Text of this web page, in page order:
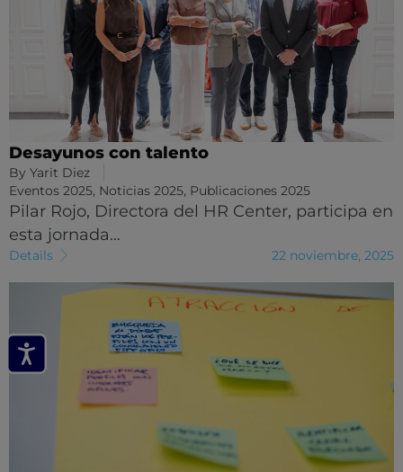
Desayunos con talento
By Yarit Diez
Eventos 2025, Noticias 2025, Publicaciones 2025
Pilar Rojo, Directora del HR Center, participa en
esta jornada…
Details 22 noviembre, 2025